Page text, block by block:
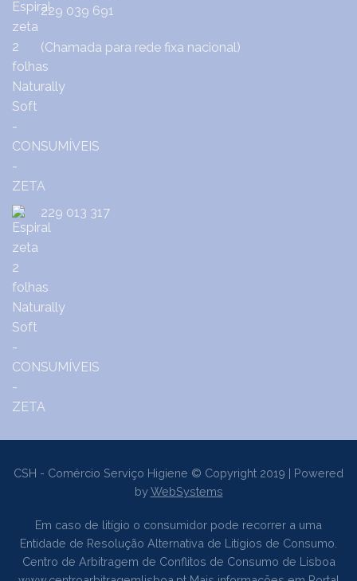
229 039 691
(Chamada para rede fixa nacional)
229 013 317
CSH - Comércio Serviço Higiene © Copyright 2019 | Powered
byWebSystems
Em caso de litígio o consumidor pode recorrer a uma
Entidade de Resolução Alternativa de Litígios de Consumo.
Centro de Arbitragem de Conflitos de Consumo de Lisboa